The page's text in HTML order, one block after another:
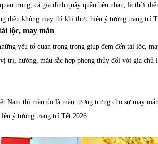
trọng, cả gia đình quây quần bên nhau, là thời
điều không may thì khi thực hiện ý tưởng trang trí
lộc, may mắn
yếu tố quan trọng trong giúp đem đến tài lộc,
trí, hướng, màu sắc hợp phong thủy đối với gia
Nam thì màu đỏ là màu tượng trưng cho sự may
ý tưởng trang trí Tết 2026.